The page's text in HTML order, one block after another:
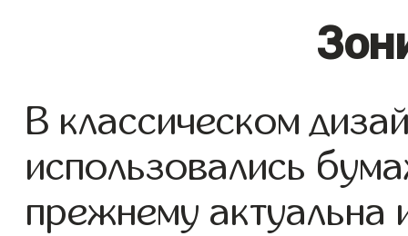
В классическом
использовались
прежнему